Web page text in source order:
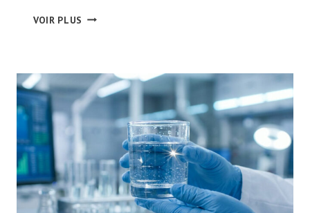
VOIR PLUS EAU
:
QUEL
CHOIX
PRIVILÉGIER
2026
?